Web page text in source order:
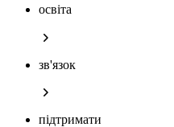
освіта
зв'язок
підтримати